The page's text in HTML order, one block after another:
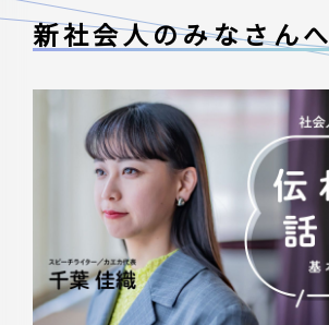
新社会人のみなさんへ